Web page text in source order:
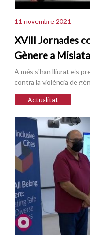
11 novembre 2021
XVIII Jornades
Gènere a Mislata
A més s'han lliurat els
contra la violència de
Actualitat